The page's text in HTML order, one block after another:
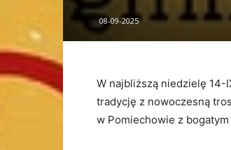
08-09-2025
W najbliższą niedzielę 14-
tradycję z nowoczesną
w Pomiechowie z